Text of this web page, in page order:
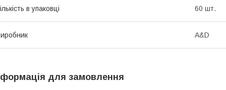
в упаковці 60 шт.
A&D
для замовлення